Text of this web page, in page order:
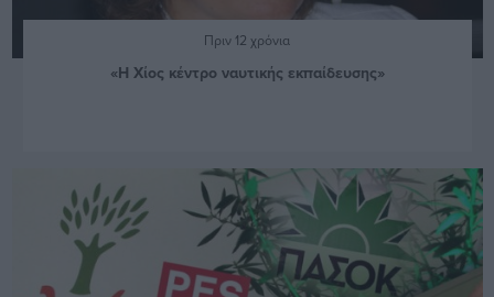
Πριν 12 χρόνια
«Η Χίος κέντρο ναυτικής εκπαίδευσης»